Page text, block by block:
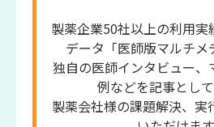
製薬企業50社以上の利用
データ「医師版マルチメ
独自の医師インタビュー、
例などを記事として
製薬会社様の課題解決、実